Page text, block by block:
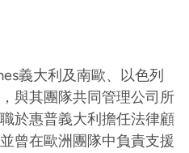
義大利及南歐、以色列
與其團隊共同管理公司所
於惠普義大利擔任法律顧
曾在歐洲團隊中負責支援